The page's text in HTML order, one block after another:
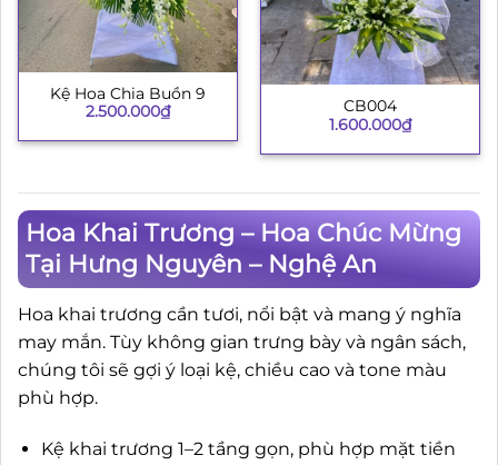
Kệ Hoa Chia Buồn 9
2.500.000₫
CB004
1.600.000₫
Hoa Khai Trương – Hoa Chúc Mừng
Tại Hưng Nguyên – Nghệ An
Hoa khai trương cần tươi, nổi bật và mang ý nghĩa
may mắn. Tùy không gian trưng bày và ngân sách,
chúng tôi sẽ gợi ý loại kệ, chiều cao và tone màu
phù hợp.
Kệ khai trương 1–2 tầng gọn, phù hợp mặt tiền